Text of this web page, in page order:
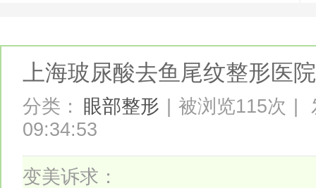
上海玻尿酸去鱼尾纹整形医
分类： 眼部整形 被浏览115次
09:34:53
变美诉求：